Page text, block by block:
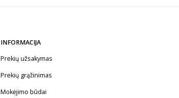
INFORMACIJA
Prekių užsakymas
Prekių grąžinimas
Mokėjimo būdai